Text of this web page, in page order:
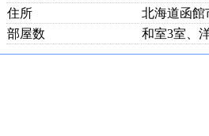
住所
北海道函館
部屋数
和室3室、